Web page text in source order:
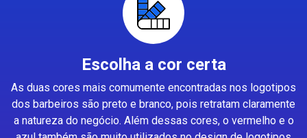
Escolha a cor certa
As duas cores mais comumente encontradas nos logotipos
dos barbeiros são preto e branco, pois retratam claramente
a natureza do negócio. Além dessas cores, o vermelho e o